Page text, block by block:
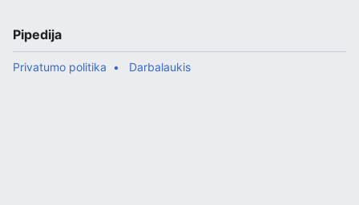
Pipedija
Privatumo politika Darbalaukis